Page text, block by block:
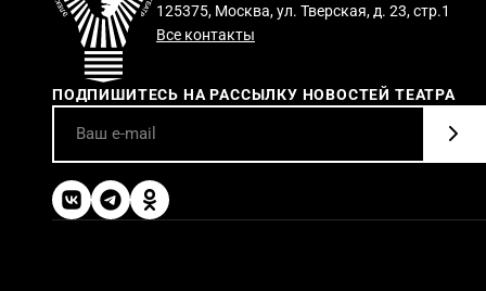
125375, Москва, ул. Тверская, д. 23, стр.1
Все контакты
ПОДПИШИТЕСЬ НА РАССЫЛКУ НОВОСТЕЙ ТЕАТРА